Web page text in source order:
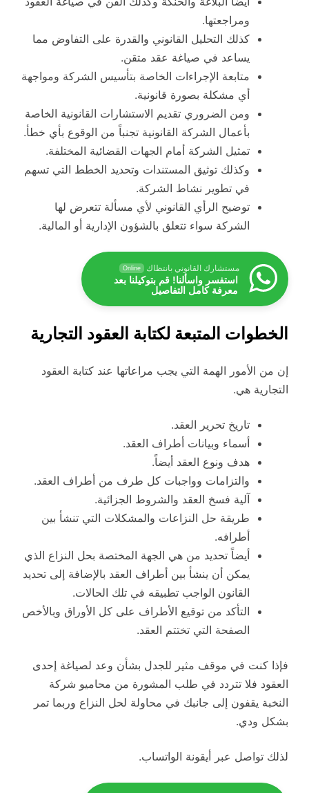
ومراجعتها.
كذلك التحليل القانوني والقدرة على التفاوض مما
يساعد في صياغة عقد متقن.
متابعة الإجراءات الخاصة بتأسيس الشركة ومواجهة
أي مشكلة بصورة قانونية.
ومن الضروري تقديم الاستشارات القانونية الخاصة
بأعمال الشركة القانونية تجنباً من الوقوع بأي خطأ.
تمثيل الشركة أمام الجهات القضائية المختلفة.
وكذلك توثيق المستندات وتحديد الخطط التي تسهم
في تطوير نشاط الشركة.
توضيح الرأي القانوني لأي مسألة تتعرض لها
الشركة سواء تتعلق بالشؤون الإدارية أو المالية.
مستشارك القانوني بانتظاك Online
استفسر واسألنا! قم بتوكيلنا بعد
معرفة كامل التفاصيل
الخطوات المتبعة لكتابة العقود التجارية
إن من الأمور الهمة التي يجب مراعاتها عند كتابة العقود
التجارية هي.
تاريخ تحرير العقد.
أسماء وبيانات أطراف العقد.
هدف ونوع العقد أيضاً.
والتزامات وواجبات كل طرف من أطراف العقد.
آلية فسخ العقد والشروط الجزائية.
طريقة حل النزاعات والمشكلات التي تنشأ بين
أطرافه.
أيضاً تحديد من هي الجهة المختصة بحل النزاع الذي
يمكن أن ينشأ بين أطراف العقد بالإضافة إلى تحديد
القانون الواجب تطبيقه في تلك الحالات.
التأكد من توقيع الأطراف على كل الأوراق وبالأخص
الصفحة التي تختتم العقد.
فإذا كنت في موقف مثير للجدل بشأن وعد لصياغة إحدى
العقود فلا تتردد في طلب المشورة من محاميو شركة
النخبة يقفون إلى جانبك في محاولة لحل النزاع وربما تمر
بشكل ودي.
لذلك تواصل عبر أيقونة الواتساب.